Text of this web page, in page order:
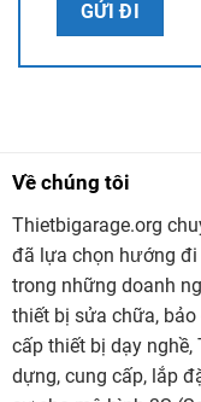
Với những ưu điểm
Spanesi
lên đến 3+3mm. Lực
dòng hàng cao, tạo
bảo như zin như
Về chúng tôi
Thietbigarage.org
đã lựa chọn hướng
trong những doanh
thiết bị sửa chữa,
cấp thiết bị dạy
dựng, cung cấp, lắp